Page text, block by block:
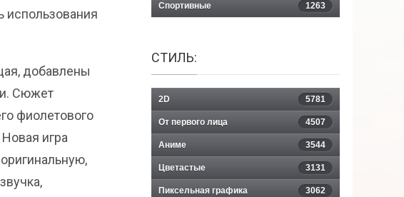
использования
добавлены
Сюжет
фиолетового
игра
Спортивные 1263
СТИЛЬ:
2D 5781
От первого лица 4507
Аниме 3544
Цветастые 3131
Пиксельная графика 3062